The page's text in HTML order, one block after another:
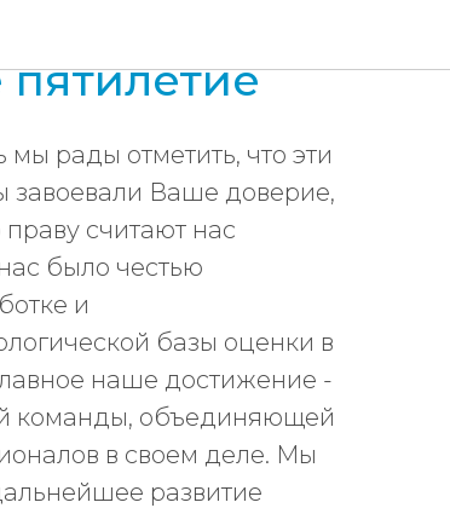
рады отметить, что эти
Ваше доверие,
считают нас
было честью
и
базы оценки в
наше достижение -
команды, объединяющей
в своем деле. Мы
развитие